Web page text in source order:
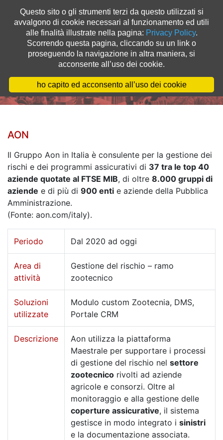
Casi d'uso
AON
Il Gruppo Aon in Italia è consulente per la gestione dei
rischi e dei programmi assicurativi di 37 tra le top 40
aziende quotate al FTSE MIB, di oltre 8.000 gruppi di
aziende e di più di 900 enti e aziende della Pubblica
Amministrazione.
(Fonte: aon.com/italy).
Periodo Dal 2020 ad oggi
Area di
attività
Gestione del rischio – ramo
zootecnico
Soluzioni
utilizzate
Modulo custom Zootecnia, DMS,
Portale CRM
Descrizione
Aon utilizza la piattaforma
Maestrale per supportare i processi
di gestione del rischio nel settore
zootecnico rivolti ad aziende
agricole e consorzi. Oltre al
monitoraggio e alla gestione delle
coperture assicurative, il sistema
gestisce in modo integrato i sinistri
e la documentazione associata.
Questo sito o gli strumenti terzi da questo utilizzati si
avvalgono di cookie necessari al funzionamento ed utili
alle finalità illustrate nella pagina: Privacy Policy.
Scorrendo questa pagina, cliccando su un link o
proseguendo la navigazione in altra maniera, si
acconsente all’uso dei cookie.
ho capito ed acconsento all’uso dei cookie